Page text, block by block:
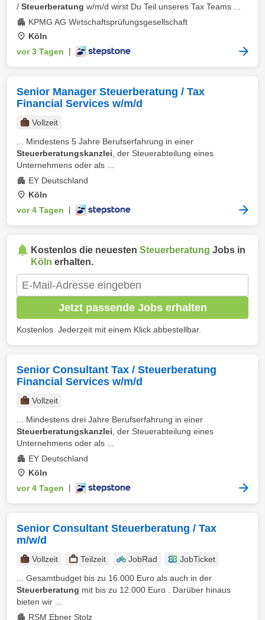
/ Steuerberatung w/m/d wirst Du Teil unseres Tax Teams ...
KPMG AG Wirtschaftsprüfungsgesellschaft
Köln
vor 3 Tagen
Senior Manager Steuerberatung / Tax
Financial Services w/m/d
Vollzeit
... Mindestens 5 Jahre Berufserfahrung in einer
Steuerberatungskanzlei , der Steuerabteilung eines
Unternehmens oder als ...
EY Deutschland
Köln
vor 4 Tagen
Kostenlos die neuesten Steuerberatung Jobs in
Köln erhalten.
Jetzt passende Jobs erhalten
Kostenlos. Jederzeit mit einem Klick abbestellbar.
Senior Consultant Tax / Steuerberatung
Financial Services w/m/d
Vollzeit
... Mindestens drei Jahre Berufserfahrung in einer
Steuerberatungskanzlei , der Steuerabteilung eines
Unternehmens oder als ...
EY Deutschland
Köln
vor 4 Tagen
Senior Consultant Steuerberatung / Tax
m/w/d
Vollzeit Teilzeit JobRad
JobTicket
... Gesamtbudget bis zu 16.000 Euro als auch in der
Steuerberatung mit bis zu 12.000 Euro . Darüber hinaus
bieten wir ...
RSM Ebner Stolz